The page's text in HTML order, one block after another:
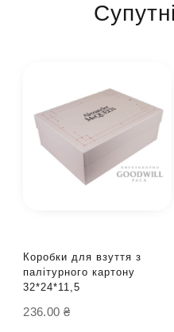
Коробки для взуття з
палітурного картону
32*24*11,5
236.00 ₴